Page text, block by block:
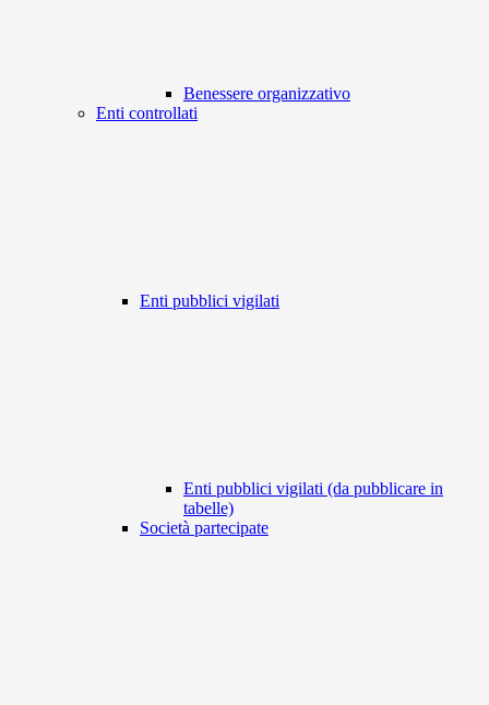
Benessere organizzativo
Enti controllati
Enti pubblici vigilati
Enti pubblici vigilati (da pubblicare in
tabelle)
Società partecipate